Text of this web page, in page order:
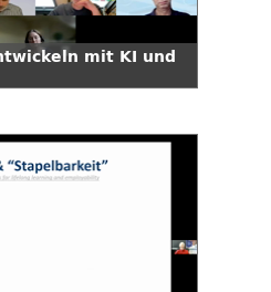
mit KI und